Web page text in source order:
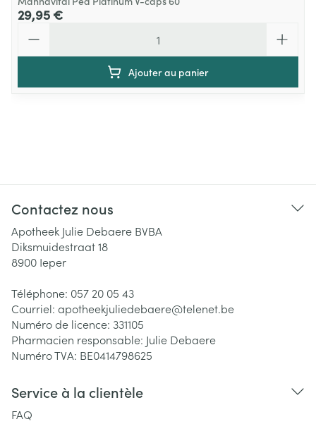
29,95 €
Ajouter au panier
Contactez nous
Apotheek Julie Debaere BVBA
Diksmuidestraat 18
8900 Ieper
Téléphone: 057 20 05 43
Courriel: apotheekjuliedebaere@telenet.be
Numéro de licence: 331105
Pharmacien responsable: Julie Debaere
Numéro TVA: BE0414798625
Service à la clientèle
FAQ